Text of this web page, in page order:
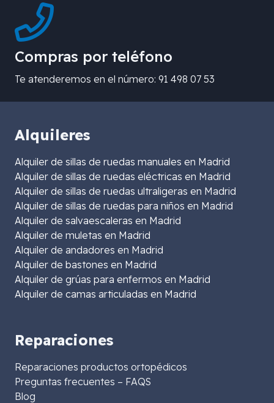
Compras por teléfono
Te atenderemos en el número: 91 498 07 53
Alquileres
Alquiler de sillas de ruedas manuales en Madrid
Alquiler de sillas de ruedas eléctricas en Madrid
Alquiler de sillas de ruedas ultraligeras en Madrid
Alquiler de sillas de ruedas para niños en Madrid
Alquiler de salvaescaleras en Madrid
Alquiler de muletas en Madrid
Alquiler de andadores en Madrid
Alquiler de bastones en Madrid
Alquiler de grúas para enfermos en Madrid
Alquiler de camas articuladas en Madrid
Reparaciones
Reparaciones productos ortopédicos
Preguntas frecuentes – FAQS
Blog